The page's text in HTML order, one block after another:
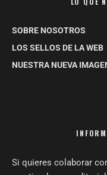
SOBRE NOSOTROS
LOS SELLOS DE LA WEB
NUESTRA NUEVA
Si quieres colaborar